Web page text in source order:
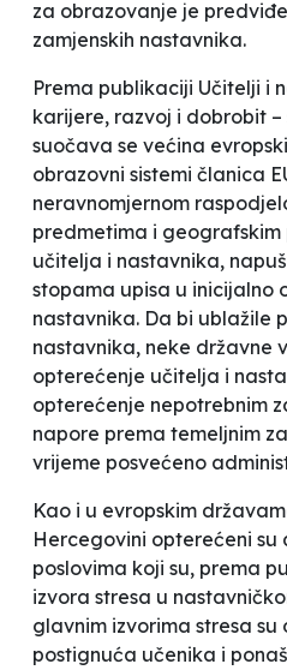
za obrazovanje je
zamjenskih nastavnika.
Prema publikaciji Učitelji i
karijere, razvoj i dobrobit
suočava se većina
obrazovni sistemi članica
neravnomjernom
predmetima i
učitelja i nastavnika,
stopama upisa u inicijalno
nastavnika. Da bi ublažile
nastavnika, neke državne
opterećenje učitelja i
opterećenje nepotrebnim
napore prema temeljnim
vrijeme posvećeno
Kao i u evropskim
Hercegovini opterećeni su
poslovima koji su, prema
izvora stresa u
glavnim izvorima stresa su
postignuća učenika i